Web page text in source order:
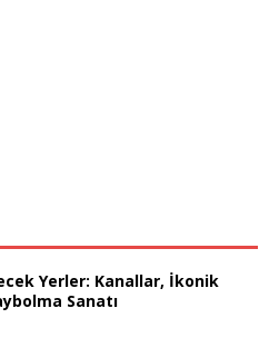
Yerler: Kanallar, İkonik
Sanatı